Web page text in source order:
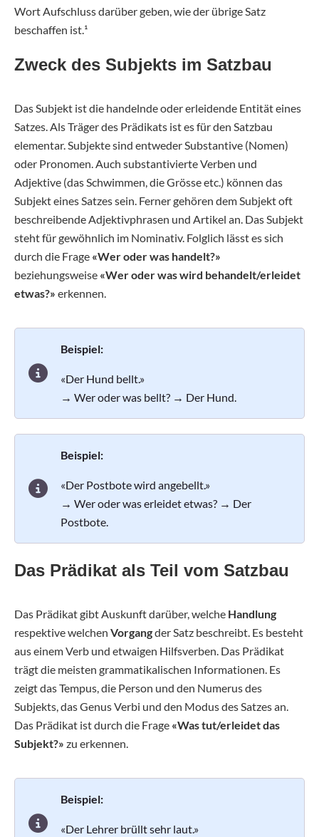
Wort Aufschluss darüber geben, wie der übrige Satz
beschaffen ist.¹
Zweck des Subjekts im Satzbau
Das Subjekt ist die handelnde oder erleidende Entität eines
Satzes. Als Träger des Prädikats ist es für den Satzbau
elementar. Subjekte sind entweder Substantive (Nomen)
oder Pronomen. Auch substantivierte Verben und
Adjektive (das Schwimmen, die Grösse etc.) können das
Subjekt eines Satzes sein. Ferner gehören dem Subjekt oft
beschreibende Adjektivphrasen und Artikel an. Das Subjekt
steht für gewöhnlich im Nominativ. Folglich lässt es sich
durch die Frage «Wer oder was handelt?»
beziehungsweise «Wer oder was wird behandelt/erleidet
etwas?» erkennen.
Beispiel:
«Der Hund bellt.»
→ Wer oder was bellt? → Der Hund.
Beispiel:
«Der Postbote wird angebellt.»
→ Wer oder was erleidet etwas? → Der
Postbote.
Das Prädikat als Teil vom Satzbau
Das Prädikat gibt Auskunft darüber, welche Handlung
respektive welchen Vorgangder Satz beschreibt. Es besteht
aus einem Verb und etwaigen Hilfsverben. Das Prädikat
trägt die meisten grammatikalischen Informationen. Es
zeigt das Tempus, die Person und den Numerus des
Subjekts, das Genus Verbi und den Modus des Satzes an.
Das Prädikat ist durch die Frage «Was tut/erleidet das
Subjekt?» zu erkennen.
Beispiel:
«Der Lehrer brüllt sehr laut.»